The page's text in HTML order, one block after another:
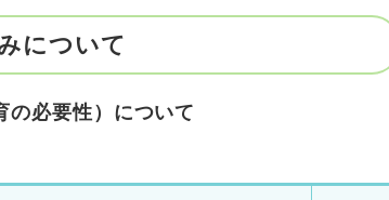
について
の必要性）について